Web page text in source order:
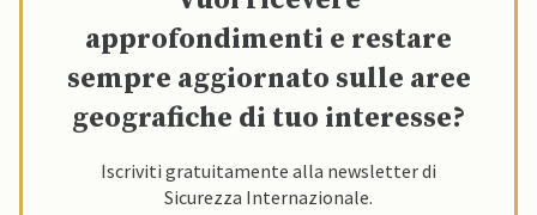
approfondimenti e restare
sempre aggiornato sulle aree
geografiche di tuo interesse?
Iscriviti gratuitamente alla newsletter di
Sicurezza Internazionale.